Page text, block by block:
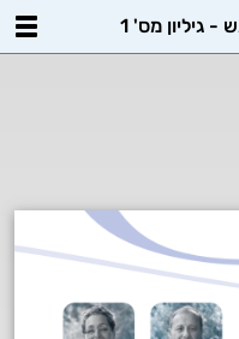
גיליון מס' 1